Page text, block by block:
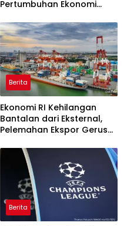
Pertumbuhan Ekonomi
Berita
Ekonomi RI Kehilangan
Bantalan dari Eksternal,
Pelemahan Ekspor Gerus
Berita